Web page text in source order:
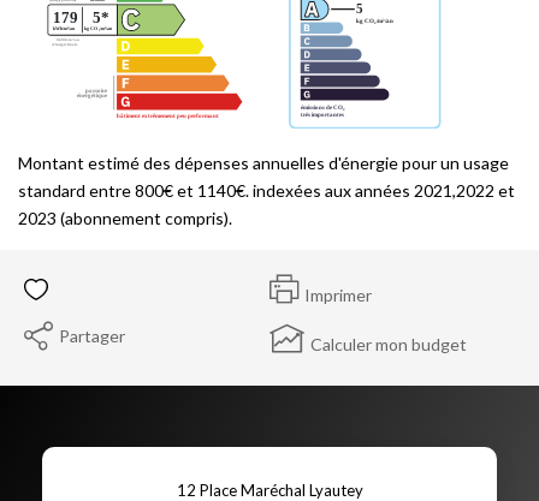
Montant estimé des dépenses annuelles d'énergie pour un usage
standard entre 800€ et 1140€. indexées aux années 2021,2022 et
2023 (abonnement compris).
Imprimer
Partager
Calculer mon budget
12 Place Maréchal Lyautey